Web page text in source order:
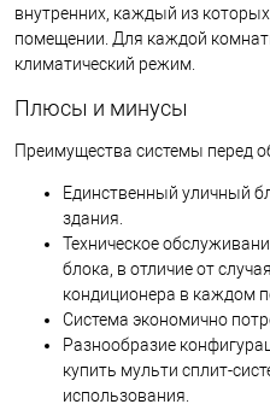
внутренних, каждый из
помещении. Для каждой
климатический режим.
Плюсы и минусы
Преимущества системы перед
Единственный уличный
здания.
Техническое
блока, в отличие от
кондиционера в каждом
Система экономично
Разнообразие
купить мульти сплит-
использования.